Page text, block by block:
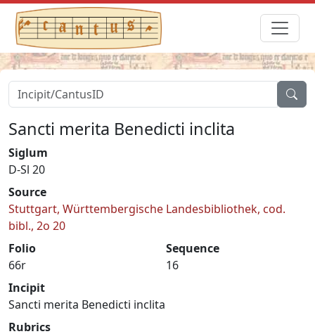
Sancti merita Benedicti inclita
Siglum
D-Sl 20
Source
Stuttgart, Württembergische Landesbibliothek, cod.
bibl., 2o 20
Folio
66r
Sequence
16
Incipit
Sancti merita Benedicti inclita
Rubrics